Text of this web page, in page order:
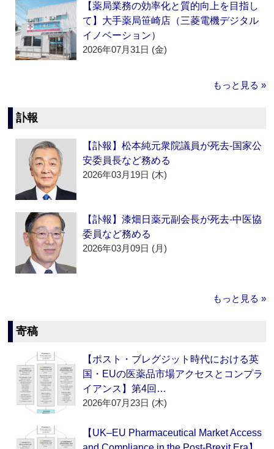
【薬局業務の効率化と質的向上を目指し
て】大手薬局笹崎店（三菱電機デジタル
イノベーション）
2026年07月31日 (金)
もっと見る »
訃報
【訃報】松本純元衆院議員が死去‐国家公
安委員長など務める
2026年03月19日 (木)
【訃報】漆畑日薬元副会長が死去‐中医協
委員など務める
2026年03月09日 (月)
もっと見る »
寄稿
【ポスト・ブレグジット時代における英
国・EUの医薬品市場アクセスとコンプラ
イアンス】第4回…
2026年07月23日 (木)
【UK–EU Pharmaceutical Market Access